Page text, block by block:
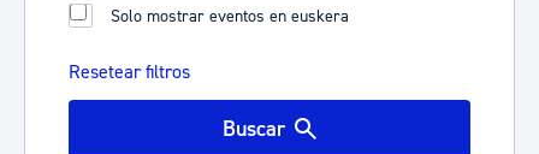
Solo mostrar eventos en euskera
Resetear filtros
Buscar